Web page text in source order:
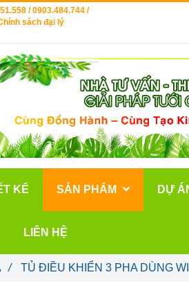
/ TỦ ĐIỀU KHIỂN 3 PHA DÙNG
/ 0903.484.744 /
sách đại lý
KẾ SẢN PHẨM DỰ
LIÊN HỆ